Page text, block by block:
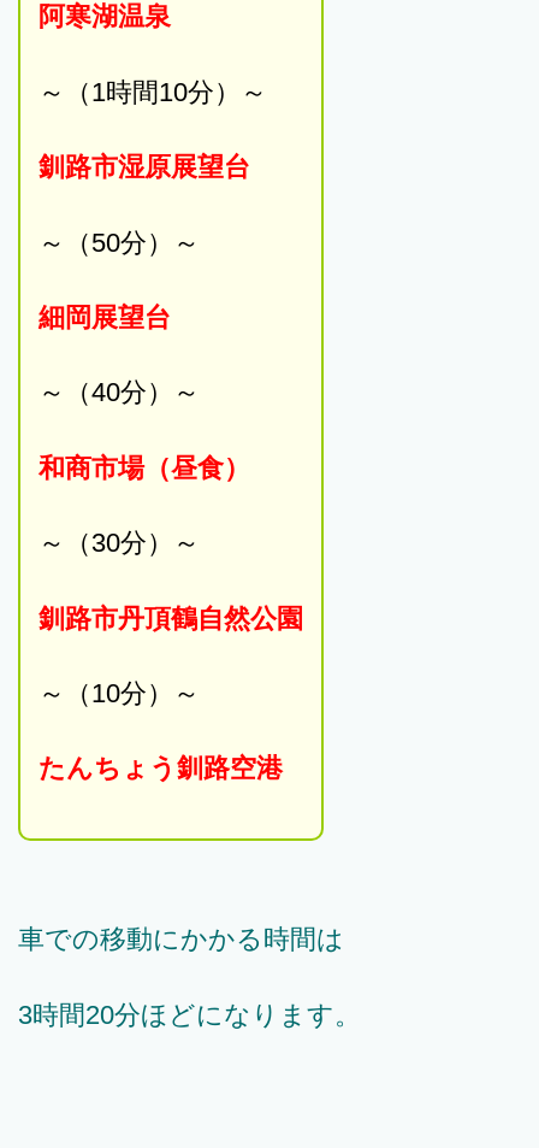
阿寒湖温泉
～（1時間10分）～
釧路市湿原展望台
～（50分）～
細岡展望台
～（40分）～
和商市場（昼食）
～（30分）～
釧路市丹頂鶴自然公園
～（10分）～
たんちょう釧路空港
車での移動にかかる時間は
3時間20分ほどになります。